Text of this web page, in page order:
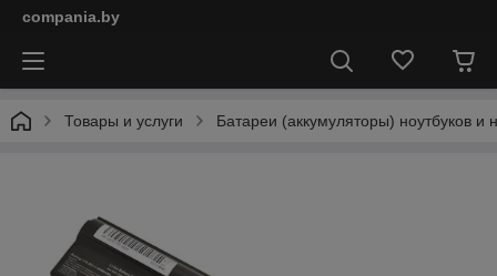
compania.by
Товары и услуги Батареи (аккумуляторы) ноутбуков и